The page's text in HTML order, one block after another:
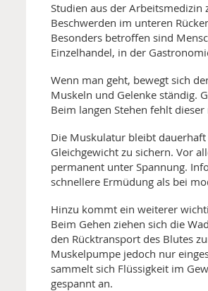
Studien aus der Arbeitsmedizin
Beschwerden im unteren
Besonders betroffen sind
Einzelhandel, in der
Wenn man geht, bewegt sich
Muskeln und Gelenke ständig.
Beim langen Stehen fehlt
Die Muskulatur bleibt
Gleichgewicht zu sichern. Vor
permanent unter Spannung.
schnellere Ermüdung als bei
Hinzu kommt ein weiterer
Beim Gehen ziehen sich die
den Rücktransport des Blutes
Muskelpumpe jedoch nur
sammelt sich Flüssigkeit im
gespannt an.